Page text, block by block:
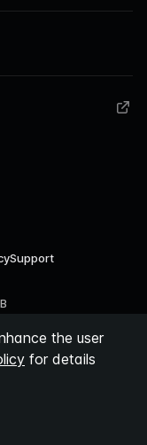
Support
the user
for details